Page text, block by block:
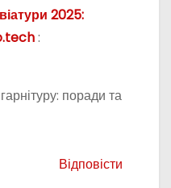
2025:
:
поради та
Відповісти